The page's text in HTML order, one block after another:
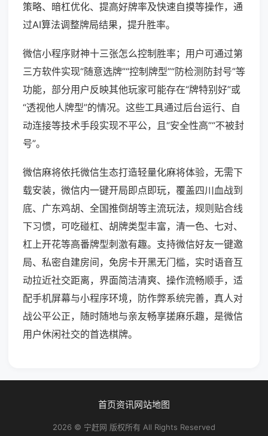
策略、暗杠优化、提高好牌率及快速自摸等操作，通
过AI算法调整牌局结果，提升胜率。
微信小程序财神十三张怎么控制胜率；用户可通过第
三方软件实现“随意选牌”“控制牌型”“防检测防封号”等
功能，部分用户反映其他玩家可能存在“牌特别好”或
“透视他人牌型”的情况。这些工具通过后台运行、自
动连接等技术手段实现不平公，且“安全性高”“不被封
号”。
微信麻将依托微信生态打造轻量化麻将体验，无需下
载安装，微信内一键开局即点即玩，覆盖四川血战到
底、广东鸡胡、全国推倒胡等主流玩法，规则贴合线
下习惯，可吃碰杠、胡牌类型丰富，清一色、七对、
杠上开花等高番牌型刺激有趣。支持微信好友一键邀
局、私密自建房间，免房卡开黑无门槛，实时语音互
动拉近社交距离，界面简洁清爽、操作流畅顺手，适
配手机屏幕与小程序环境，防作弊系统完善，真人对
战公平公正，随时随地与亲友畅享搓麻乐趣，是微信
用户休闲社交的首选棋牌。
首页资讯网站地图
2026 © 宁赶网 版权所有 All Rights Reserved